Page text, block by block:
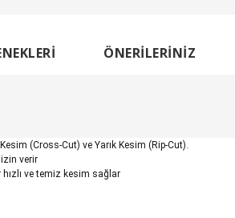
ÖNERILERINIZ
(Cross-Cut) ve Yarık Kesim (Rip-Cut).
verir
ve temiz kesim sağlar